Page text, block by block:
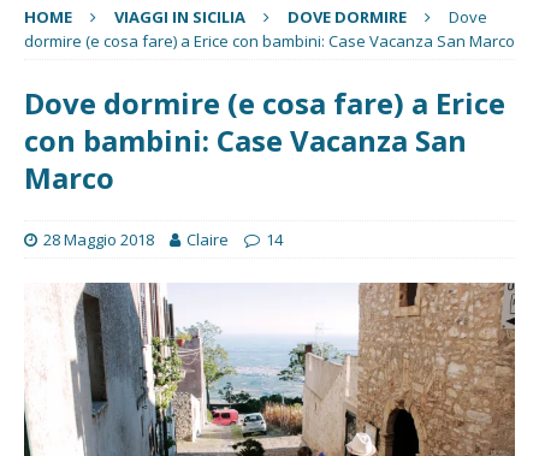
HOME VIAGGI IN SICILIA DOVE DORMIRE
Dove
dormire (e cosa fare) a Erice con bambini: Case Vacanza San Marco
Dove dormire (e cosa fare) a Erice
con bambini: Case Vacanza San
Marco
28 Maggio 2018 Claire 14